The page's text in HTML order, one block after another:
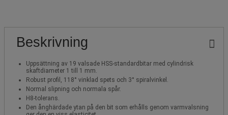
Beskrivning
Uppsättning av 19 valsade HSS-standardbitar med cylindrisk
skaftdiameter 1 till 1 mm.
Robust profil, 118° vinklad spets och 3° spiralvinkel.
Normal slipning och normala spår.
H8-tolerans.
Den ånghärdade ytan på den bit som erhålls genom varmvalsning